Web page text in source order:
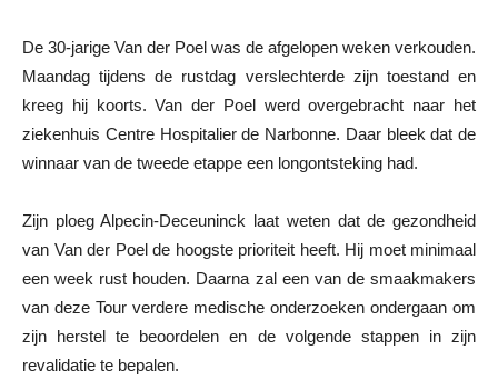
De 30-jarige Van der Poel was de afgelopen weken verkouden.
Maandag tijdens de rustdag verslechterde zijn toestand en
kreeg hij koorts. Van der Poel werd overgebracht naar het
ziekenhuis Centre Hospitalier de Narbonne. Daar bleek dat de
winnaar van de tweede etappe een longontsteking had.
Zijn ploeg Alpecin-Deceuninck laat weten dat de gezondheid
van Van der Poel de hoogste prioriteit heeft. Hij moet minimaal
een week rust houden. Daarna zal een van de smaakmakers
van deze Tour verdere medische onderzoeken ondergaan om
zijn herstel te beoordelen en de volgende stappen in zijn
revalidatie te bepalen.